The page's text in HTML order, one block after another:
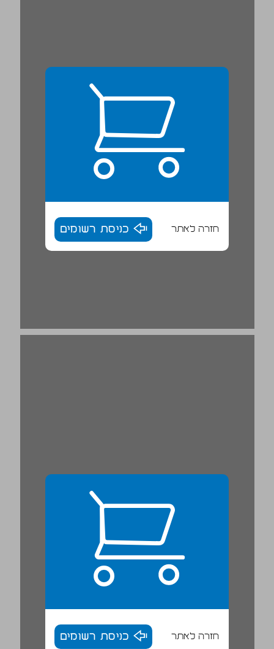
חזרה לאתר כניסת רשומים
חזרה לאתר כניסת רשומים